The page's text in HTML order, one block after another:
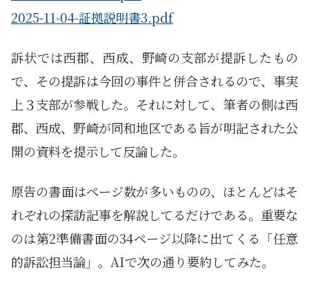
2025-11-04-証拠説明書3.pdf
訴状では西郡、西成、野崎の支部が提訴したもの
で、その提訴は今回の事件と併合されるので、事実
上３支部が参戦した。それに対して、筆者の側は西
郡、西成、野崎が同和地区である旨が明記された公
開の資料を提示して反論した。
原告の書面はページ数が多いものの、ほとんどはそ
れぞれの探訪記事を解説してるだけである。重要な
のは第2準備書面の34ページ以降に出てくる「任意
的訴訟担当論」。AIで次の通り要約してみた。